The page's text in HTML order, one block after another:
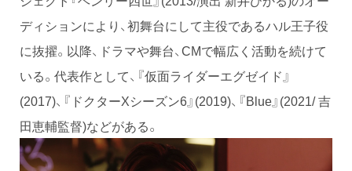
ディションにより、初舞台にして主役であるハル王子役
に抜擢。以降、ドラマや舞台、CMで幅広く活動を続けて
いる。代表作として、『仮面ライダーエグゼイド』
(2017)、『ドクターXシーズン6』(2019)、『Blue』(2021/ 吉
田恵輔監督)などがある。